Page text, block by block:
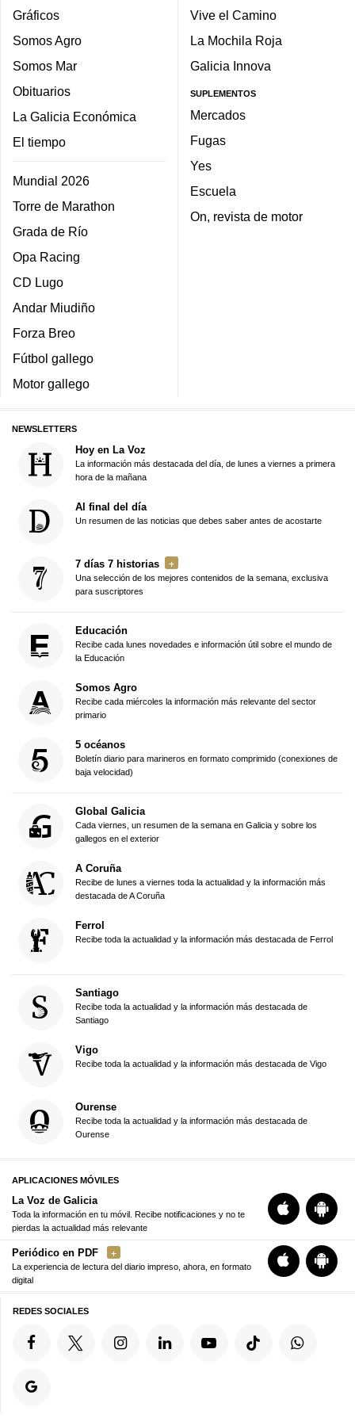
Gráficos
Somos Agro
Somos Mar
Obituarios
La Galicia Económica
El tiempo
Mundial 2026
Torre de Marathon
Grada de Río
Opa Racing
CD Lugo
Andar Miudiño
Forza Breo
Fútbol gallego
Motor gallego
Vive el Camino
La Mochila Roja
Galicia Innova
SUPLEMENTOS
Mercados
Fugas
Yes
Escuela
On, revista de motor
NEWSLETTERS
Hoy en La Voz
La información más destacada del día, de lunes a viernes a primera
hora de la mañana
Al final del día
Un resumen de las noticias que debes saber antes de acostarte
7 días 7 historias
Una selección de los mejores contenidos de la semana, exclusiva
para suscriptores
Educación
Recibe cada lunes novedades e información útil sobre el mundo de
la Educación
Somos Agro
Recibe cada miércoles la información más relevante del sector
primario
5 océanos
Boletín diario para marineros en formato comprimido (conexiones de
baja velocidad)
Global Galicia
Cada viernes, un resumen de la semana en Galicia y sobre los
gallegos en el exterior
A Coruña
Recibe de lunes a viernes toda la actualidad y la información más
destacada de A Coruña
Ferrol
Recibe toda la actualidad y la información más destacada de Ferrol
Santiago
Recibe toda la actualidad y la información más destacada de
Santiago
Vigo
Recibe toda la actualidad y la información más destacada de Vigo
Ourense
Recibe toda la actualidad y la información más destacada de
Ourense
APLICACIONES MÓVILES
La Voz de Galicia
Toda la información en tu móvil. Recibe notificaciones y no te
pierdas la actualidad más relevante
Periódico en PDF
La experiencia de lectura del diario impreso, ahora, en formato
digital
REDES SOCIALES